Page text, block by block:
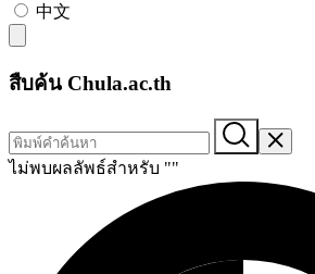
中文
สืบค้น Chula.ac.th
ไม่พบผลลัพธ์สำหรับ ""